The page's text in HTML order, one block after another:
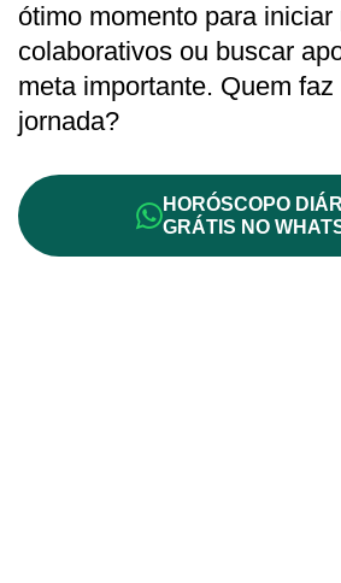
ótimo momento para iniciar
colaborativos ou buscar
meta importante. Quem
jornada?
HORÓSCOPO
GRÁTIS NO